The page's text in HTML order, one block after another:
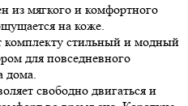
мягкого и комфортного
на коже.
стильный и модный
для повседневного
дома.
свободно двигаться и